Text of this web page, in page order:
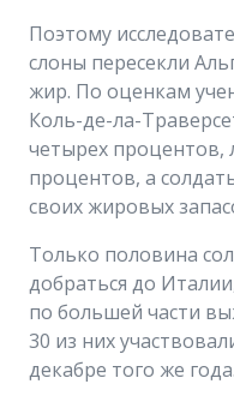
Поэтому
слоны пересекли
жир. По оценкам
Коль-де-ла-
четырех
процентов, а
своих жировых
Только половина
добраться до
по большей части
30 из них
декабре того же года.